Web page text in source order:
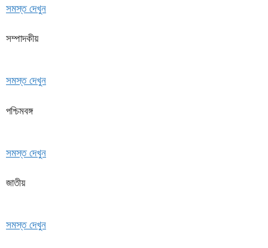
সমস্ত দেখুন
সম্পাদকীয়
সমস্ত দেখুন
পশ্চিমবঙ্গ
সমস্ত দেখুন
জাতীয়
সমস্ত দেখুন